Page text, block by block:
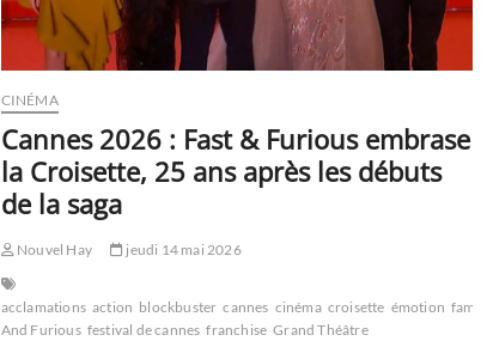
CINÉMA
Cannes 2026 : Fast & Furious embrase
la Croisette, 25 ans après les débuts
de la saga
Nouvel Hay jeudi 14 mai 2026
acclamations action blockbuster cannes cinéma croisette émotion famille
And Furious festival de cannes franchise Grand Théâtre